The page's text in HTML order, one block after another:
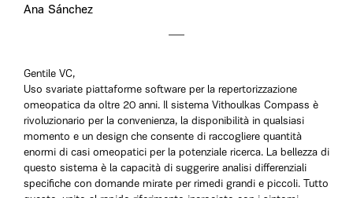
Ana Sánchez
Gentile VC,
Uso svariate piattaforme software per la repertorizzazione
omeopatica da oltre 20 anni. Il sistema Vithoulkas Compass è
rivoluzionario per la convenienza, la disponibilità in qualsiasi
momento e un design che consente di raccogliere quantità
enormi di casi omeopatici per la potenziale ricerca. La bellezza di
questo sistema è la capacità di suggerire analisi differenziali
specifiche con domande mirate per rimedi grandi e piccoli. Tutto